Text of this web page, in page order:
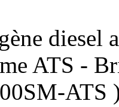
diesel
ATS -
ATS